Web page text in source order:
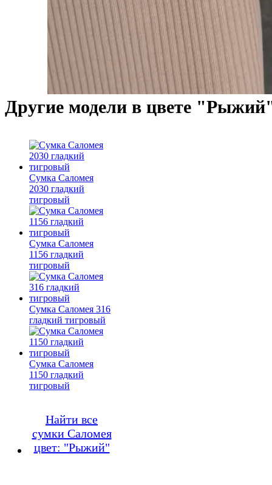
Другие модели в цвете
Сумка Саломея
2030 гладкий
тигровый
Сумка Саломея
1156 гладкий
тигровый
Сумка Саломея 316
гладкий тигровый
Сумка Саломея
1150 гладкий
тигровый
Найти все
сумки Саломея
цвет: "Рыжий"